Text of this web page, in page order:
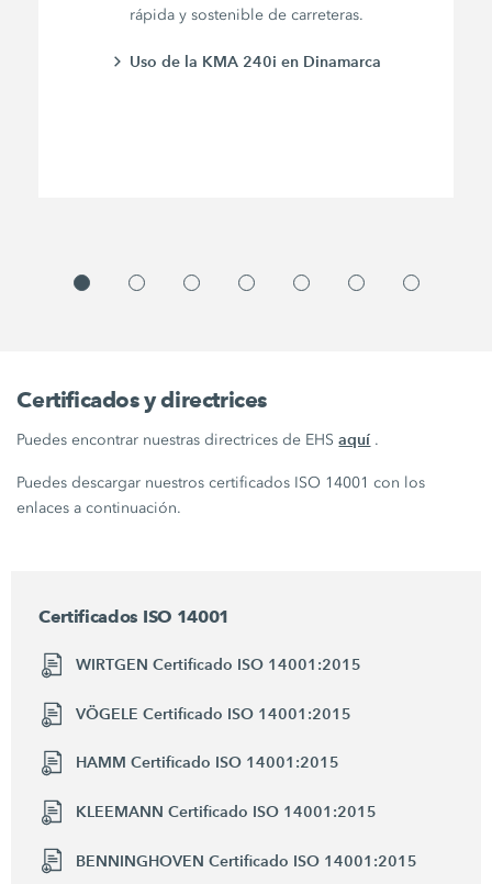
rápida y sostenible de carreteras.
Uso de la KMA 240i en Dinamarca
Certificados y directrices
Puedes encontrar nuestras directrices de EHSaquí .
Puedes descargar nuestros certificados ISO 14001 con los
enlaces a continuación.
Certificados ISO 14001
WIRTGEN Certificado ISO 14001:2015
VÖGELE Certificado ISO 14001:2015
HAMM Certificado ISO 14001:2015
KLEEMANN Certificado ISO 14001:2015
BENNINGHOVEN Certificado ISO 14001:2015